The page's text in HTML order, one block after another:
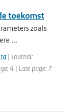
toekomst
zoals
...
| Journal:
4 | Last page: 7